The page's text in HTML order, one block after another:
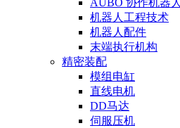
机器人工程技术
机器人配件
末端执行机构
精密装配
模组电缸
直线电机
DD马达
伺服压机